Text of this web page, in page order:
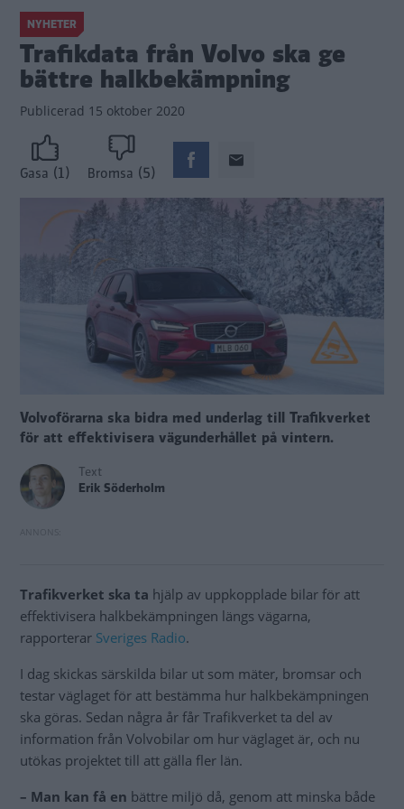
NYHETER
Trafikdata från Volvo ska ge
bättre halkbekämpning
Publicerad 15 oktober 2020
Gasa (1) Bromsa (5)
Volvoförarna ska bidra med underlag till Trafikverket
för att effektivisera vägunderhållet på vintern.
Text
Erik Söderholm
Trafikverket ska ta hjälp av uppkopplade bilar för att
effektivisera halkbekämpningen längs vägarna,
rapporterar Sveriges Radio.
I dag skickas särskilda bilar ut som mäter, bromsar och
testar väglaget för att bestämma hur halkbekämpningen
ska göras. Sedan några år får Trafikverket ta del av
information från Volvobilar om hur väglaget är, och nu
utökas projektet till att gälla fler län.
– Man kan få en bättre miljö då, genom att minska både